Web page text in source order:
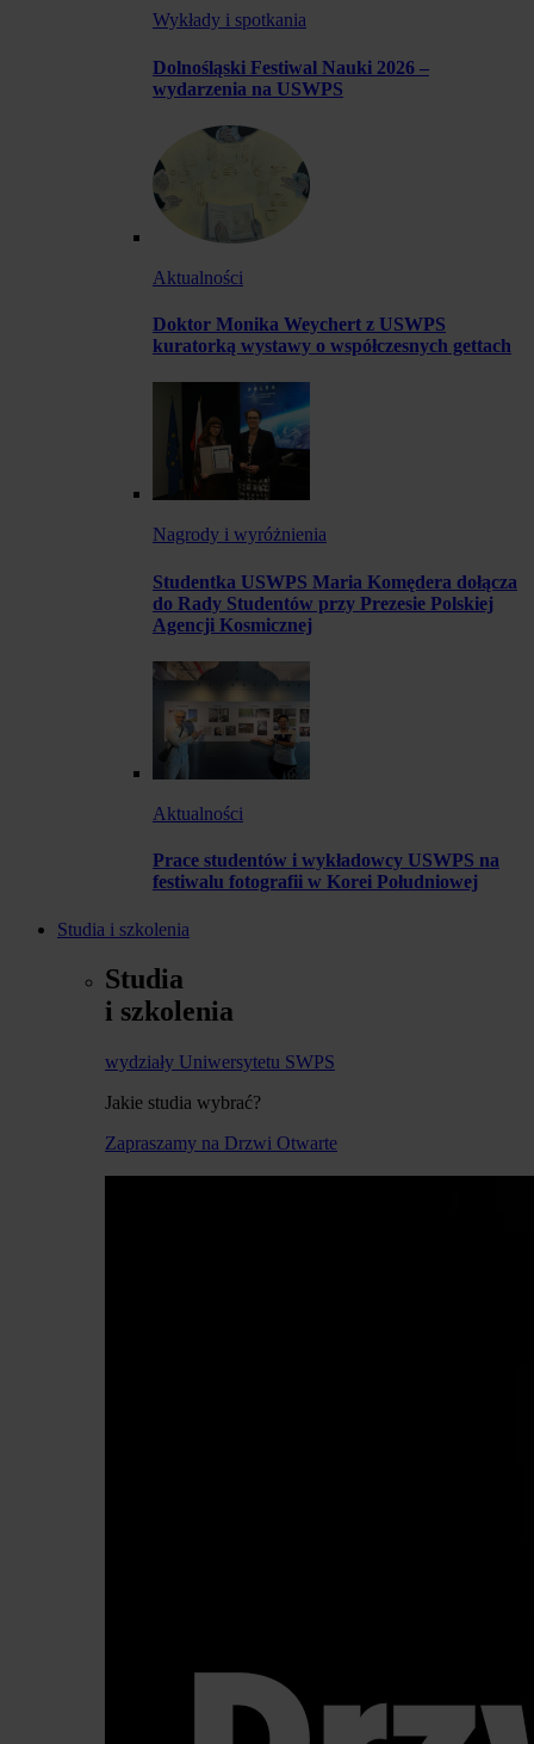
Wykłady i spotkania
Dolnośląski Festiwal Nauki 2026 –
wydarzenia na USWPS
Aktualności
Doktor Monika Weychert z USWPS
kuratorką wystawy o współczesnych gettach
Nagrody i wyróżnienia
Studentka USWPS Maria Komędera dołącza
do Rady Studentów przy Prezesie Polskiej
Agencji Kosmicznej
Aktualności
Prace studentów i wykładowcy USWPS na
festiwalu fotografii w Korei Południowej
Studia i szkolenia
Studia
i szkolenia
wydziały Uniwersytetu SWPS
Jakie studia wybrać?
Zapraszamy na Drzwi Otwarte